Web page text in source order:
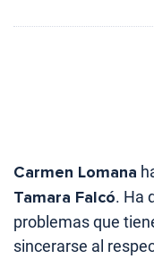
Carmen Lomana
Tamara Falcó. Ha
problemas que
sincerarse al